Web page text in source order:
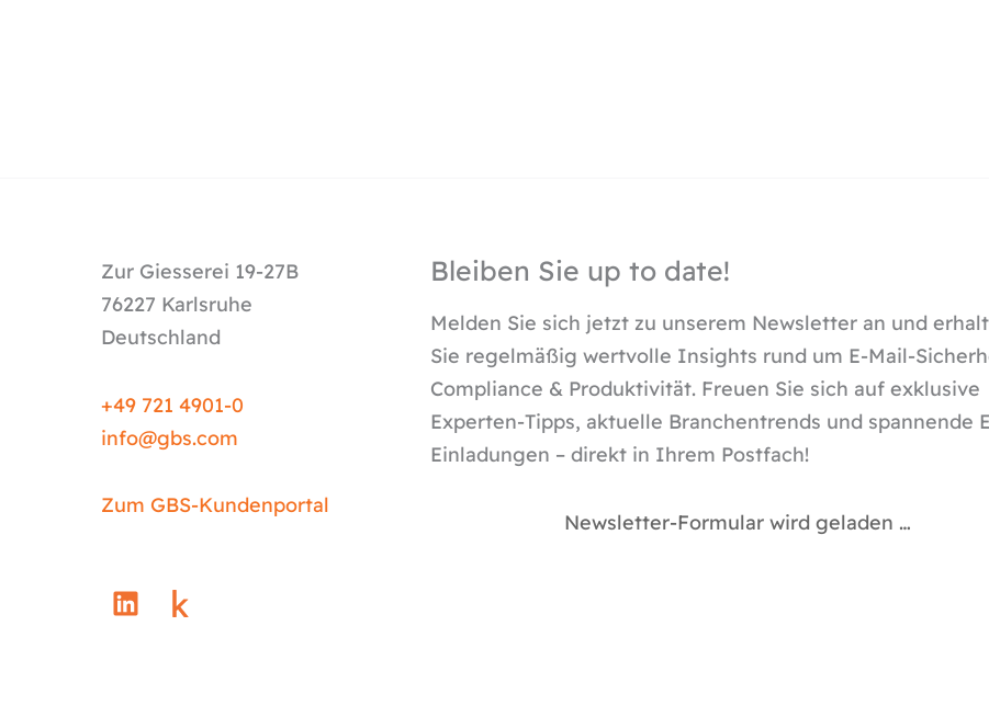
Zur Giesserei 19-27B
76227 Karlsruhe
Deutschland
+49 721 4901-0
info@gbs.com
Zum GBS-Kundenportal
L
i
Bleiben Sie up to date!
Melden Sie sich jetzt zu unserem Newsletter an und
Sie regelmäßig wertvolle Insights rund um E-Mail-
Compliance & Produktivität. Freuen Sie sich auf exklusive
Experten-Tipps, aktuelle Branchentrends und spannende
Einladungen – direkt in Ihrem Postfach!
Newsletter-Formular wird geladen …